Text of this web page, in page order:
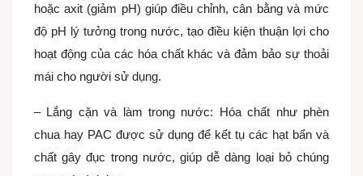
hoặc axit (giảm pH) giúp điều chỉnh, cân bằng và mức
độ pH lý tưởng trong nước, tạo điều kiện thuận lợi cho
hoạt động của các hóa chất khác và đảm bảo sự thoải
mái cho người sử dụng.
– Lắng cặn và làm trong nước: Hóa chất như phèn
chua hay PAC được sử dụng để kết tụ các hạt bẩn và
chất gây đục trong nước, giúp dễ dàng loại bỏ chúng